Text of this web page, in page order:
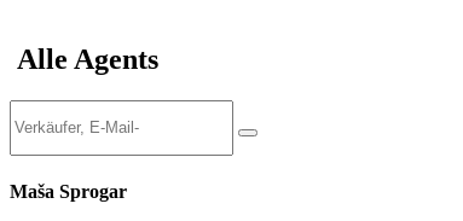
Alle Agents
Maša Sprogar